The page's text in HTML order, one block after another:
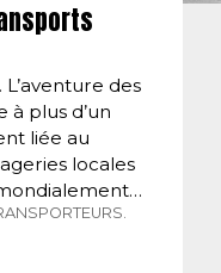
des
plus d’un
liée au
locales